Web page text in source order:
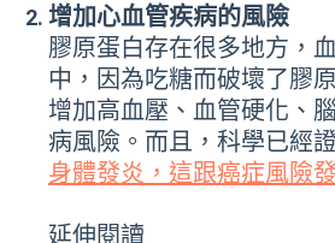
增加心血管疾病的風險
膠原蛋白存在很多地方，
中，因為吃糖而破壞了膠
增加高血壓、血管硬化、
病風險。而且，科學已經
身體發炎，這跟癌症風險
延伸閱讀